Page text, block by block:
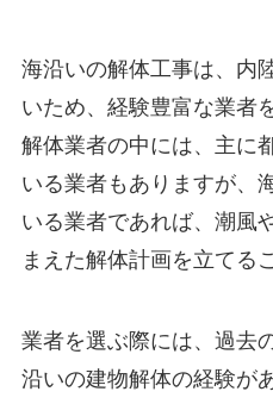
海沿いの解体工事は、内
いため、経験豊富な業者
解体業者の中には、主に
いる業者もありますが、
いる業者であれば、潮風
まえた解体計画を立てる
業者を選ぶ際には、過去
沿いの建物解体の経験が